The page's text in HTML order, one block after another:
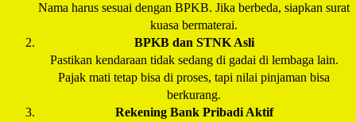
Nama harus sesuai dengan BPKB. Jika berbeda, siapkan surat
kuasa bermaterai.
BPKB dan STNK Asli
Pastikan kendaraan tidak sedang di gadai di lembaga lain.
Pajak mati tetap bisa di proses, tapi nilai pinjaman bisa
berkurang.
Rekening Bank Pribadi Aktif